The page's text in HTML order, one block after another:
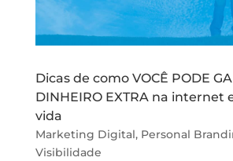
Dicas de como VOCÊ PODE
DINHEIRO EXTRA na internet
vida
Marketing Digital, Personal
Visibilidade